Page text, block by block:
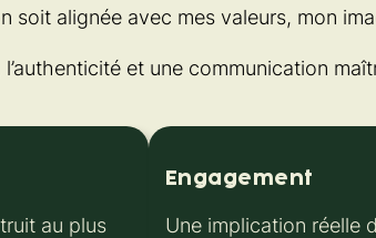
soit alignée avec mes valeurs, mon
et une communication
au plus
Engagement
Une implication réelle